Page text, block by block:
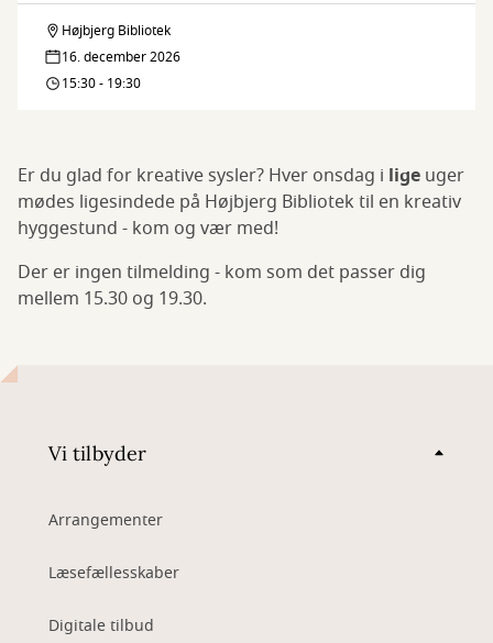
Nörkel
Højbjerg Bibliotek
16. december 2026
15:30 - 19:30
Er du glad for kreative sysler? Hver onsdag i lige uger
mødes ligesindede på Højbjerg Bibliotek til en kreativ
hyggestund - kom og vær med!
Der er ingen tilmelding - kom som det passer dig
mellem 15.30 og 19.30.
Vi tilbyder
Arrangementer
Læsefællesskaber
Digitale tilbud